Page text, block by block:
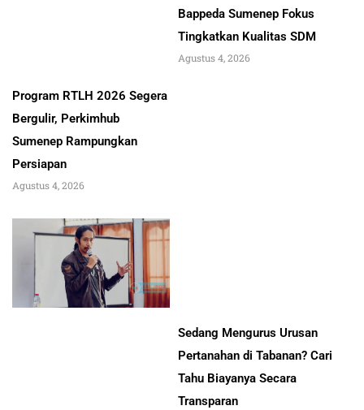
Program RTLH 2026 Segera
Bergulir, Perkimhub
Sumenep Rampungkan
Persiapan
Agustus 4, 2026
Bappeda Sumenep Fokus
Tingkatkan Kualitas SDM
Agustus 4, 2026
Sedang Mengurus Urusan
Pertanahan di Tabanan? Cari
Tahu Biayanya Secara
Transparan